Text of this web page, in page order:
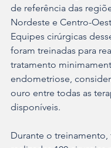
de referência das
Nordeste e Centro-
Equipes cirúrgicas
foram treinadas para
tratamento
endometriose,
ouro entre todas as
disponíveis.
Durante o treinamento,